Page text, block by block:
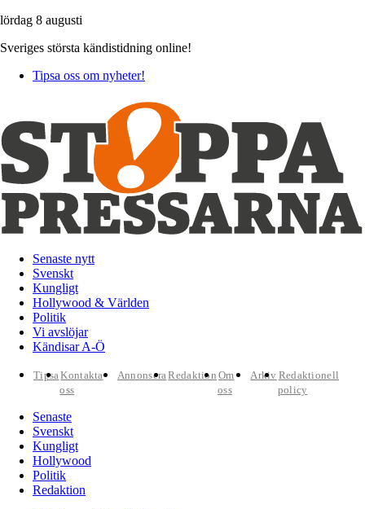
lördag 8 augusti
Sveriges största kändistidning online!
Tipsa oss om nyheter!
Senaste nytt
Svenskt
Kungligt
Hollywood & Världen
Politik
Vi avslöjar
Kändisar A-Ö
TipsaKontakta
oss
AnnonseraRedaktion Om
oss
Arkiv Redaktionell
policy
Senaste
Svenskt
Kungligt
Hollywood
Politik
Redaktion